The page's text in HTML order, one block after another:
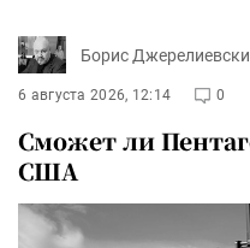
Борис
6 августа 2026, 12:14 0
Сможет ли
США